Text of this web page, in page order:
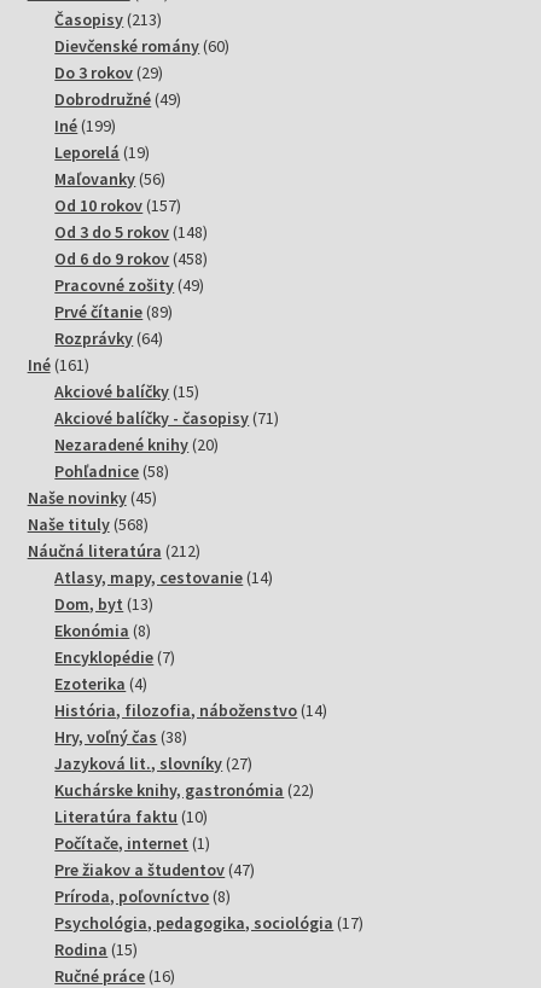
Časopisy 213213
produktov
Dievčenské romány 6060
Do 3 rokov 2929
produktov
Dobrodružné 4949
Iné 199199
produktov
Leporelá 1919
produktov
Maľovanky 5656
produktov
Od 10 rokov 157157
produktov
Od 3 do 5 rokov 148148
produktov
Od 6 do 9 rokov 458458
produktov
Pracovné zošity 4949
Prvé čítanie 8989
Rozprávky 6464
Iné 161161
produktov
Akciové balíčky 1515
produktov
Akciové balíčky - časopisy 7171
Nezaradené knihy 2020
Pohľadnice 5858
Naše novinky 4545
Naše tituly 568568
produktov
Náučná literatúra 212212
produktov
Atlasy, mapy, cestovanie 1414
Dom, byt 1313
produktov
Ekonómia 88
produktov
Encyklopédie 77
Ezoterika 44
produkty
História, filozofia, náboženstvo 1414
Hry, voľný čas 3838
produktov
Jazyková lit., slovníky 2727
produktov
Kuchárske knihy, gastronómia 2222
Literatúra faktu 1010
produktov
Počítače, internet 11
produkt
Pre žiakov a študentov 4747
Príroda, poľovníctvo 88
produktov
Psychológia, pedagogika, sociológia 1717
Rodina 1515
produktov
Ručné práce 1616